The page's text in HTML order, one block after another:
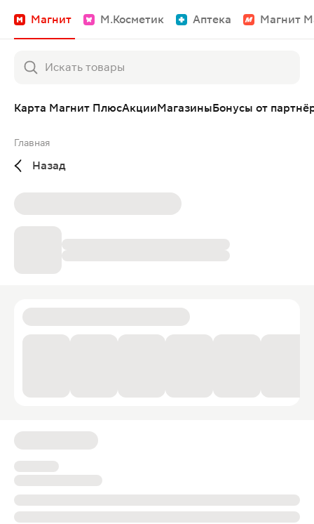
Магнит М.Косметик Аптека Магнит
Карта Магнит ПлюсАкцииМагазиныБонусы от
Главная
Назад